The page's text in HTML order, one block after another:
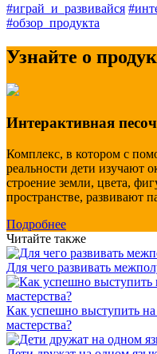
#играй_и_развивайся
#обзор_продукта
Узнайте о
Интерактивная
Комплекс, в котором с
реальности дети
строение земли, цвета,
пространстве, развивают
Подробнее
Читайте также
Для чего развивать
Как успешно выступить
мастерства?